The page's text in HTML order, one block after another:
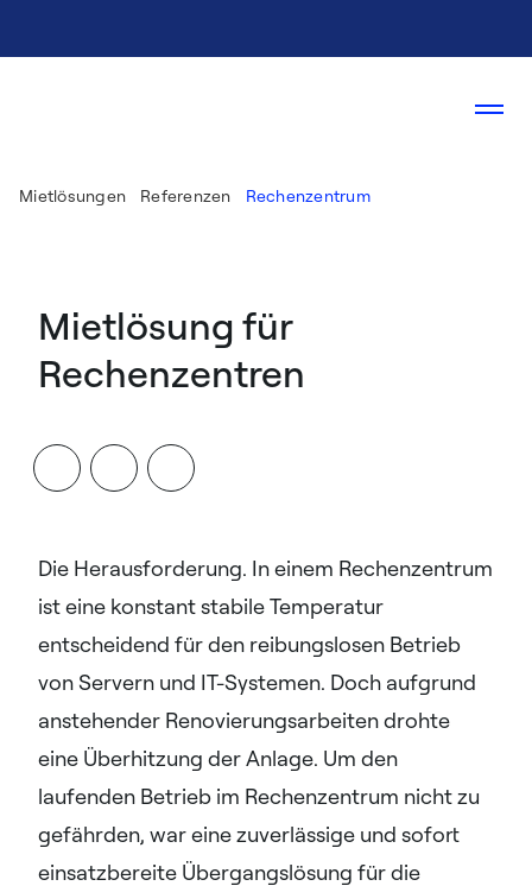
Mietlösungen Referenzen Rechenzentrum
Mietlösung für
Rechenzentren
Die Herausforderung. In einem Rechenzentrum
ist eine konstant stabile Temperatur
entscheidend für den reibungslosen Betrieb
von Servern und IT-Systemen. Doch aufgrund
anstehender Renovierungsarbeiten drohte
eine Überhitzung der Anlage. Um den
laufenden Betrieb im Rechenzentrum nicht zu
gefährden, war eine zuverlässige und sofort
einsatzbereite Übergangslösung für die